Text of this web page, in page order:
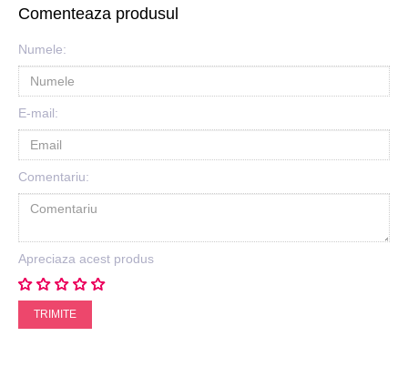
Comenteaza produsul
Numele:
E-mail:
Comentariu:
Apreciaza acest produs
TRIMITE